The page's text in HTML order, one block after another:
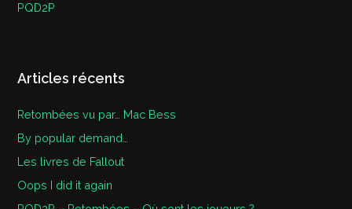
PQD2P
Articles récents
Retombées vu par… Mac Bess
By popular demand…
Les livres de Fallout
Oops I did it again